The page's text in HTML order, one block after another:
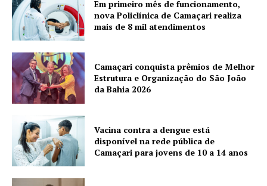
Em primeiro mês de funcionamento,
nova Policlínica de Camaçari realiza
mais de 8 mil atendimentos
Camaçari conquista prêmios de Melhor
Estrutura e Organização do São João
da Bahia 2026
Vacina contra a dengue está
disponível na rede pública de
Camaçari para jovens de 10 a 14 anos